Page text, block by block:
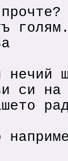
си на